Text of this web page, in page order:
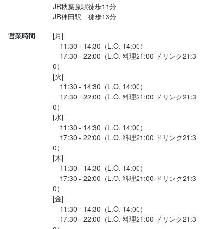
JR秋葉原駅徒歩11分
JR神田駅　徒歩13分
営業時間
[月]
11:30 - 14:30（L.O. 14:00）
17:30 - 22:00（L.O. 料理21:00 ドリンク21:3
0）
[火]
11:30 - 14:30（L.O. 14:00）
17:30 - 22:00（L.O. 料理21:00 ドリンク21:3
0）
[水]
11:30 - 14:30（L.O. 14:00）
17:30 - 22:00（L.O. 料理21:00 ドリンク21:3
0）
[木]
11:30 - 14:30（L.O. 14:00）
17:30 - 22:00（L.O. 料理21:00 ドリンク21:3
0）
[金]
11:30 - 14:30（L.O. 14:00）
17:30 - 22:00（L.O. 料理21:00 ドリンク21:3